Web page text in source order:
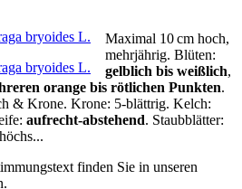
Maximal 10 cm hoch,
mehrjährig. Blüten:
gelblich bis weißlich,
orange bis rötlichen Punkten.
& Krone. Krone: 5‑blättrig. Kelch:
aufrecht-abstehend. Staubblätter:
höchs...
finden Sie in unseren